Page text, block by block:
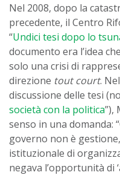
Nel 2008, dopo la
precedente, il Centro
“Undici tesi dopo lo
documento era l’idea
solo una crisi di
direzione tout court.
discussione delle tesi
società con la politica”),
senso in una domanda:
governo non è
istituzionale di
negava l’opportunità di